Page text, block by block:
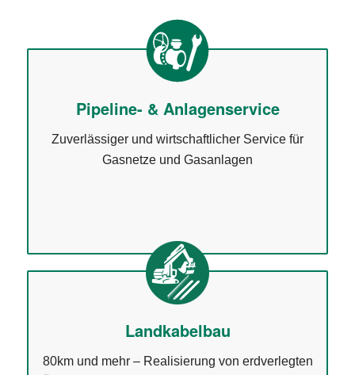
Pipeline- & Anlagenservice
Zuverlässiger und wirtschaftlicher Service für
Gasnetze und Gasanlagen
Landkabelbau
80km und mehr – Realisierung von erdverlegten